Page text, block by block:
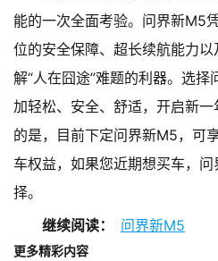
能的一次全面考验。问界新M5
位的安全保障、超长续航能力
解“人在囧途”难题的利器。选
加轻松、安全、舒适，开启新
的是，目前下定问界新M5，可
车权益，如果您近期想买车，
择。
继续阅读：
问界新M5
更多精彩内容